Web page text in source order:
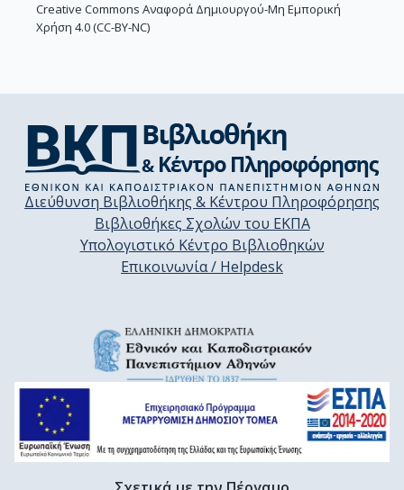
Creative Commons Αναφορά Δημιουργού-Μη Εμπορική
Χρήση 4.0 (CC-BY-NC)
Διεύθυνση Βιβλιοθήκης & Κέντρου Πληροφόρησης
Βιβλιοθήκες Σχολών του ΕΚΠΑ
Υπολογιστικό Κέντρο Βιβλιοθηκών
Επικοινωνία / Helpdesk